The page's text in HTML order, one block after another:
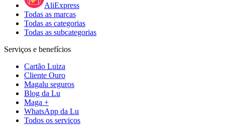
AliExpress
Todas as marcas
Todas as categorias
Todas as subcategorias
Serviços e benefícios
Cartão Luiza
Cliente Ouro
Magalu seguros
Blog da Lu
Maga +
WhatsApp da Lu
Todos os serviços